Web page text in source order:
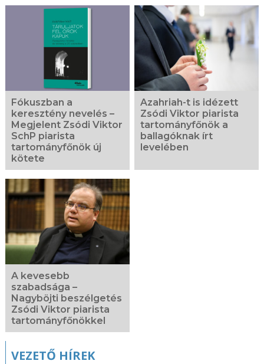
Fókuszban a
keresztény nevelés –
Megjelent Zsódi Viktor
SchP piarista
tartományfőnök új
kötete
Azahriah-t is idézett
Zsódi Viktor piarista
tartományfőnök a
ballagóknak írt
levelében
A kevesebb
szabadsága –
Nagyböjti beszélgetés
Zsódi Viktor piarista
tartományfőnökkel
VEZETŐ HÍREK